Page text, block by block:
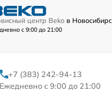
центр Beko в
с 9:00 до 21:00
+7 (383) 242-94-13
Ежедневно с 9:00 до 21:00